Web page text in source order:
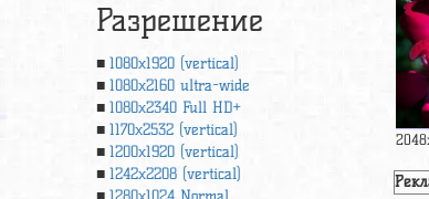
Разрешение
1080x1920 (vertical)
1080x2160 ultra-wide
1080x2340 Full HD+
1170x2532 (vertical)
1200x1920 (vertical)
1242x2208 (vertical)